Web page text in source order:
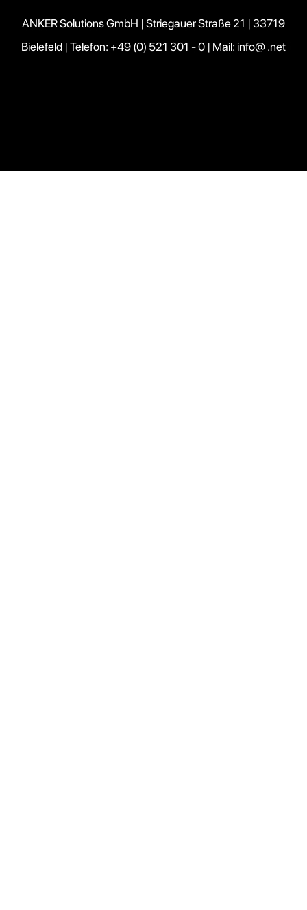
ANKER Solutions GmbH | Striegauer Straße 21 | 33719
Bielefeld | Telefon: +49 (0) 521 301 - 0 | Mail: info@ .net